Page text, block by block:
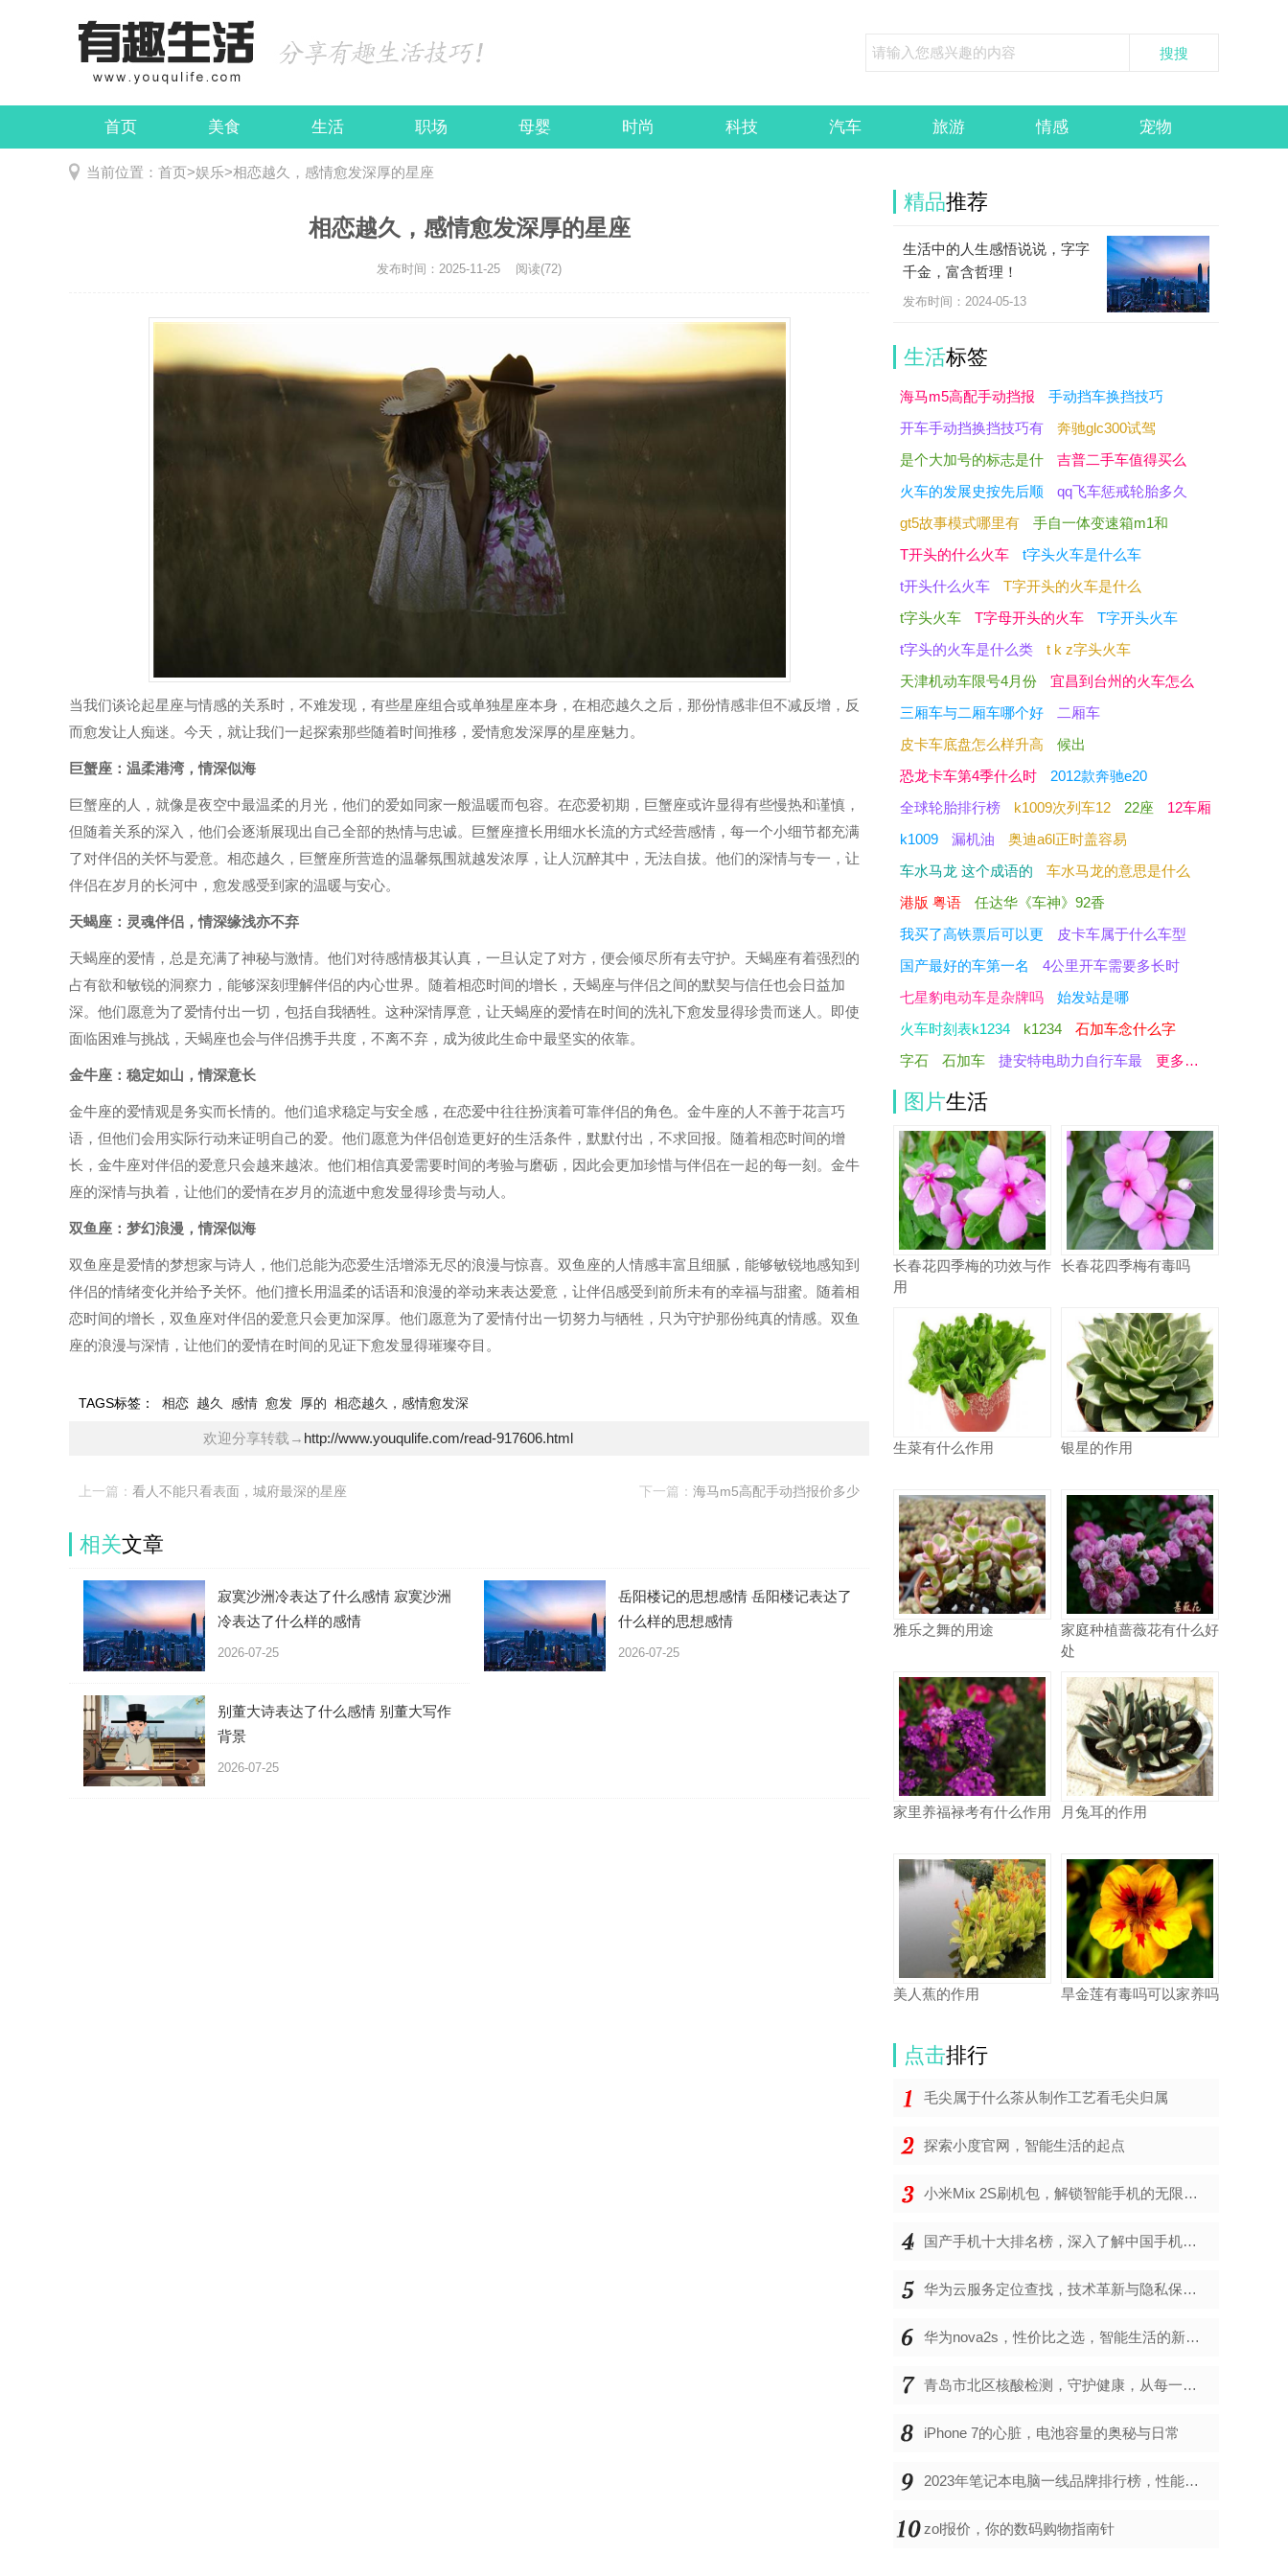
首页 美食 生活 职场 母婴 时尚 科技 汽车 旅游 情感 宠物
娱乐 民俗
当前位置： 首页>娱乐>相恋越久，感情愈发深厚的星座
相恋越久，感情愈发深厚的星座
发布时间：2025-11-25 阅读(72)
当我们谈论起星座与情感的关系时，不难发现，有些星座组合或单独星座本身，在相恋越久之后，那份情感非但不减反增，反
而愈发让人痴迷。今天，就让我们一起探索那些随着时间推移，爱情愈发深厚的星座魅力。
巨蟹座：温柔港湾，情深似海
巨蟹座的人，就像是夜空中最温柔的月光，他们的爱如同家一般温暖而包容。在恋爱初期，巨蟹座或许显得有些慢热和谨慎，
但随着关系的深入，他们会逐渐展现出自己全部的热情与忠诚。巨蟹座擅长用细水长流的方式经营感情，每一个小细节都充满
了对伴侣的关怀与爱意。相恋越久，巨蟹座所营造的温馨氛围就越发浓厚，让人沉醉其中，无法自拔。他们的深情与专一，让
伴侣在岁月的长河中，愈发感受到家的温暖与安心。
天蝎座：灵魂伴侣，情深缘浅亦不弃
天蝎座的爱情，总是充满了神秘与激情。他们对待感情极其认真，一旦认定了对方，便会倾尽所有去守护。天蝎座有着强烈的
占有欲和敏锐的洞察力，能够深刻理解伴侣的内心世界。随着相恋时间的增长，天蝎座与伴侣之间的默契与信任也会日益加
深。他们愿意为了爱情付出一切，包括自我牺牲。这种深情厚意，让天蝎座的爱情在时间的洗礼下愈发显得珍贵而迷人。即使
面临困难与挑战，天蝎座也会与伴侣携手共度，不离不弃，成为彼此生命中最坚实的依靠。
金牛座：稳定如山，情深意长
金牛座的爱情观是务实而长情的。他们追求稳定与安全感，在恋爱中往往扮演着可靠伴侣的角色。金牛座的人不善于花言巧
语，但他们会用实际行动来证明自己的爱。他们愿意为伴侣创造更好的生活条件，默默付出，不求回报。随着相恋时间的增
长，金牛座对伴侣的爱意只会越来越浓。他们相信真爱需要时间的考验与磨砺，因此会更加珍惜与伴侣在一起的每一刻。金牛
座的深情与执着，让他们的爱情在岁月的流逝中愈发显得珍贵与动人。
双鱼座：梦幻浪漫，情深似海
双鱼座是爱情的梦想家与诗人，他们总能为恋爱生活增添无尽的浪漫与惊喜。双鱼座的人情感丰富且细腻，能够敏锐地感知到
伴侣的情绪变化并给予关怀。他们擅长用温柔的话语和浪漫的举动来表达爱意，让伴侣感受到前所未有的幸福与甜蜜。随着相
恋时间的增长，双鱼座对伴侣的爱意只会更加深厚。他们愿意为了爱情付出一切努力与牺牲，只为守护那份纯真的情感。双鱼
座的浪漫与深情，让他们的爱情在时间的见证下愈发显得璀璨夺目。
TAGS标签： 相恋 越久 感情 愈发 厚的 相恋越久，感情愈发深
欢迎分享转载→ http://www.youqulife.com/read-917606.html
上一篇： 看人不能只看表面，城府最深的星座 下一篇： 海马m5高配手动挡报价多少
相关文章
寂寞沙洲冷表达了什么感情 寂寞沙洲
冷表达了什么样的感情
2026-07-25
岳阳楼记的思想感情 岳阳楼记表达了
什么样的思想感情
2026-07-25
别董大诗表达了什么感情 别董大写作
背景
2026-07-25
精品推荐
生活中的人生感悟说说，字字
千金，富含哲理！
发布时间：2024-05-13
生活标签
海马m5高配手动挡报
手动挡车换挡技巧
开车手动挡换挡技巧有
奔驰glc300试驾
是个大加号的标志是什
吉普二手车值得买么
火车的发展史按先后顺
qq飞车惩戒轮胎多久
gt5故事模式哪里有
手自一体变速箱m1和
T开头的什么火车
t字头火车是什么车
t开头什么火车
T字开头的火车是什么
t字头火车
T字母开头的火车
T字开头火车
t字头的火车是什么类
t k z字头火车
天津机动车限号4月份
宜昌到台州的火车怎么
三厢车与二厢车哪个好
二厢车
皮卡车底盘怎么样升高
候出
恐龙卡车第4季什么时
2012款奔驰e20
全球轮胎排行榜
k1009次列车12 22座
12车厢
k1009
漏机油
奥迪a6l正时盖容易
车水马龙 这个成语的
车水马龙的意思是什么
港版 粤语
任达华《车神》92香
我买了高铁票后可以更
皮卡车属于什么车型
国产最好的车第一名
4公里开车需要多长时
七星豹电动车是杂牌吗
始发站是哪
火车时刻表k1234
k1234
石加车念什么字
字石
石加车 捷安特电助力自行车最 更多…
图片生活
长春花四季梅的功效与作
用
长春花四季梅有毒吗
生菜有什么作用 银星的作用
雅乐之舞的用途
家庭种植蔷薇花有什么好
处
家里养福禄考有什么作用 月兔耳的作用
美人蕉的作用 旱金莲有毒吗可以家养吗
点击排行
毛尖属于什么茶从制作工艺看毛尖归属
探索小度官网，智能生活的起点
小米Mix 2S刷机包，解锁智能手机的无限可能
国产手机十大排名榜，深入了解中国手机市场的佼佼者
华为云服务定位查找，技术革新与隐私保护的双重奏
华为nova2s，性价比之选，智能生活的新伙伴
青岛市北区核酸检测，守护健康，从每一次检测开始
iPhone 7的心脏，电池容量的奥秘与日常
2023年笔记本电脑一线品牌排行榜，性能、创新与用户满意度的综合考量
zol报价，你的数码购物指南针